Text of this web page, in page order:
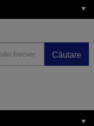
Căutare